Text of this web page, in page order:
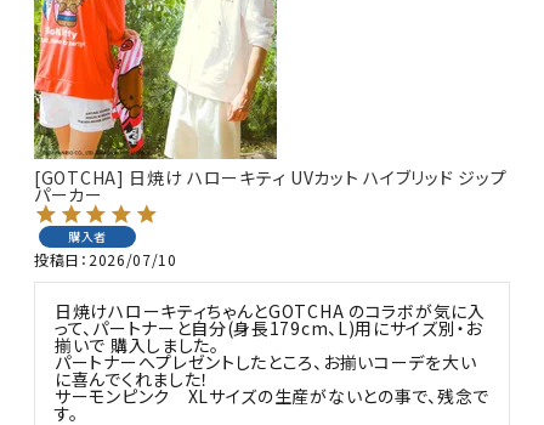
[GOTCHA] 日焼け ハローキティ UVカット ハイブリッド ジップ
パーカー
購入者
投稿日 2026/07/10
日焼けハローキティちゃんとGOTCHA のコラボが気に入
って、パートナーと自分(身長179cm、L)用にサイズ別・お
揃いで 購入しました。
パートナーへプレゼントしたところ、お揃いコーデを大い
に喜んでくれました！
サーモンピンク　XLサイズの生産がないとの事で、残念で